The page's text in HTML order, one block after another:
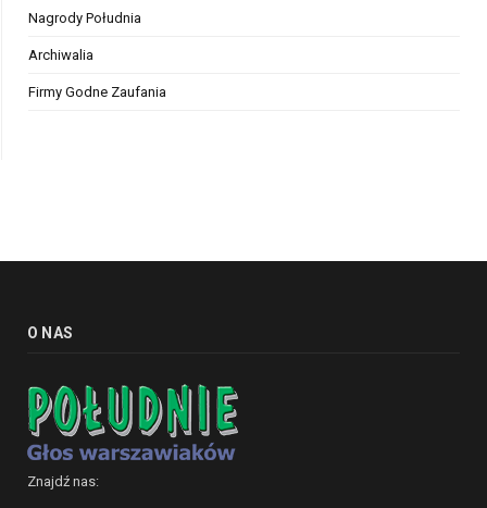
Nagrody Południa
Archiwalia
Firmy Godne Zaufania
O NAS
Znajdź nas: